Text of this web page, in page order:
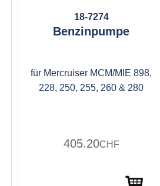
18-7274
Benzinpumpe
für Mercruiser MCM/MIE 898,
228, 250, 255, 260 & 280
405.20CHF